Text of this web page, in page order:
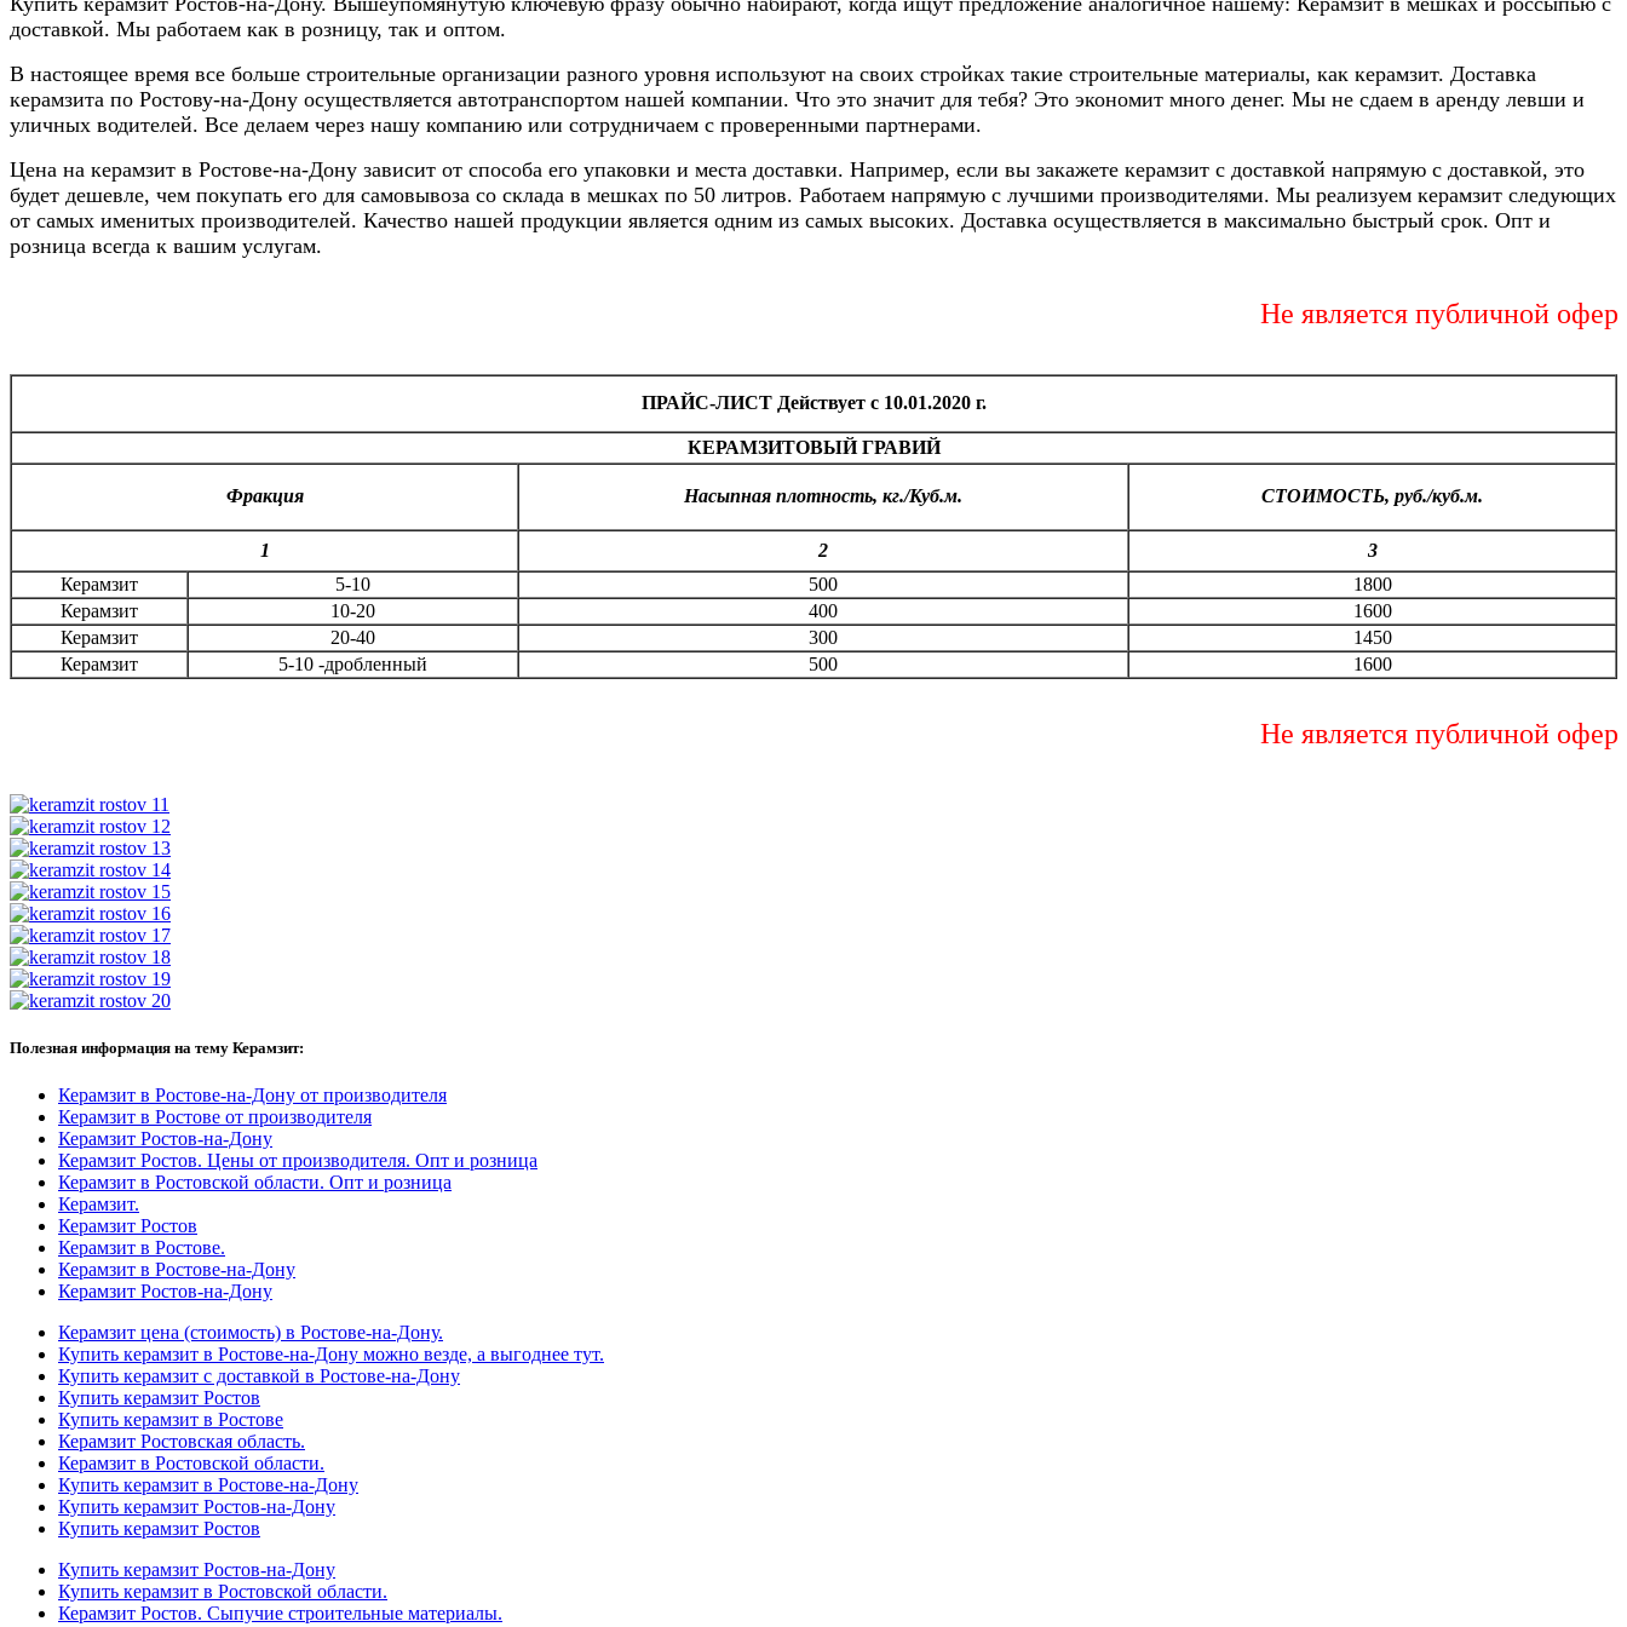
доставкой. Мы работаем как в розницу, так и оптом.
В настоящее время все больше строительные организации разного уровня используют на своих стройках такие строительные материалы, как керамзит. Доставка
керамзита по Ростову-на-Дону осуществляется автотранспортом нашей компании. Что это значит для тебя? Это экономит много денег. Мы не сдаем в аренду левши и
уличных водителей. Все делаем через нашу компанию или сотрудничаем с проверенными партнерами.
Цена на керамзит в Ростове-на-Дону зависит от способа его упаковки и места доставки. Например, если вы закажете керамзит с доставкой напрямую с доставкой, это
будет дешевле, чем покупать его для самовывоза со склада в мешках по 50 литров. Работаем напрямую с лучшими производителями. Мы реализуем керамзит следующих
от самых именитых производителей. Качество нашей продукции является одним из самых высоких. Доставка осуществляется в максимально быстрый срок. Опт и
розница всегда к вашим услугам.
Не является публичной
ПРАЙС-ЛИСТ Действует с 10.01.2020 г.
КЕРАМЗИТОВЫЙ ГРАВИЙ
Фракция Насыпная плотность, кг./Куб.м. СТОИМОСТЬ, руб./куб.м.
1 2
3
Керамзит
5-10 500
1800
Керамзит
10-20 400
1600
Керамзит
20-40 300
1450
Керамзит
5-10 -дробленный 500 1600
Не является публичной
Полезная информация на тему Керамзит:
Керамзит в Ростове-на-Дону от производителя
Керамзит в Ростове от производителя
Керамзит Ростов-на-Дону
Керамзит Ростов. Цены от производителя. Опт и розница
Керамзит в Ростовской области. Опт и розница
Керамзит.
Керамзит Ростов
Керамзит в Ростове.
Керамзит в Ростове-на-Дону
Керамзит Ростов-на-Дону
Керамзит цена (стоимость) в Ростове-на-Дону.
Купить керамзит в Ростове-на-Дону можно везде, а выгоднее тут.
Купить керамзит с доставкой в Ростове-на-Дону
Купить керамзит Ростов
Купить керамзит в Ростове
Керамзит Ростовская область.
Керамзит в Ростовской области.
Купить керамзит в Ростове-на-Дону
Купить керамзит Ростов-на-Дону
Купить керамзит Ростов
Купить керамзит Ростов-на-Дону
Купить керамзит в Ростовской области.
Керамзит Ростов. Сыпучие строительные материалы.